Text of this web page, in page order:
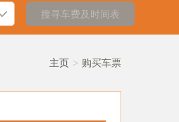
搜寻车费及时间表
主页 购买车票